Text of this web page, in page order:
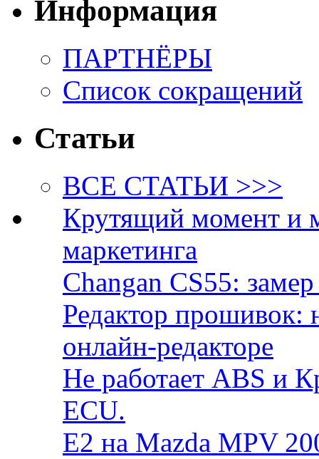
Информация
ПАРТНЁРЫ
Список сокращений
Статьи
ВСЕ СТАТЬИ >>>
Крутящий момент и
маркетинга
Changan CS55:
Редактор прошивок:
онлайн-редакторе
Не работает ABS и
ECU.
E2 на Mazda MPV